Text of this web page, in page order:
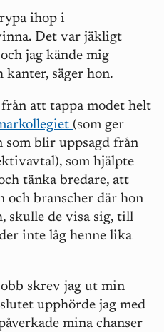
ihop i
Det var jäkligt
jag kände mig
kanter, säger hon.
att tappa modet helt
(som ger
som blir uppsagd från
som hjälpte
tänka bredare, att
och branscher där hon
skulle de visa sig, till
inte låg henne lika
skrev jag ut min
upphörde jag med
mina chanser